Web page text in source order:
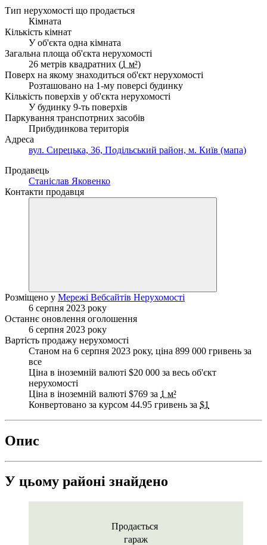
Тип нерухомості що продається
Кімната
Кількість кімнат
У об'єкта одна кімната
Загальна площа об'єкта нерухомості
26 метрів квадратних (1 м²)
Поверх на якому знаходиться об'єкт нерухомості
Розташовано на 1-му поверсі будинку
Кількість поверхів у об'єкта нерухомості
У будинку 9-ть поверхів
Паркування транспотрних засобів
Прибудинкова територія
Адреса
вул. Сирецька, 36, Подільський район, м. Київ (мапа)
Продавець
Станіслав Яковенко
Контакти продавця
Розміщено у Мережі Вебсайтів Нерухомості
6 серпня 2023 року
Останнє оновлення оголошення
6 серпня 2023 року
Вартість продажу нерухомості
Станом на 6 серпня 2023 року, ціна 899 000 гривень за
все
Ціна в іноземній валюті $20 000 за весь об'єкт
нерухомості
Ціна в іноземній валюті $769 за 1 м²
Конвертовано за курсом 44.95 гривень за $1
Опис
У цьому районі знайдено
Продається
гараж